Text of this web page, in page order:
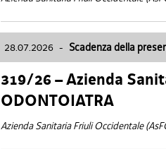
28.07.2026 - Scadenza della
319/26 – Azienda
ODONTOIATRA
Azienda Sanitaria Friuli Occidentale